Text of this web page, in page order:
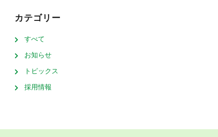
カテゴリー
すべて
お知らせ
トピックス
採用情報